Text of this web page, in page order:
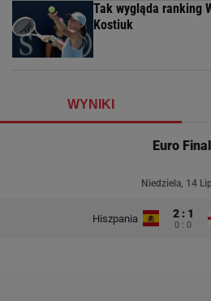
Tak wygląda ranking
Kostiuk
WYNIKI
Euro Final
Niedziela, 14
Hiszpania 2 : 1
0 : 0